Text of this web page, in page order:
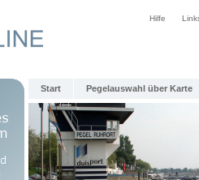
Hilfe
Start Pegelauswahl über Karte